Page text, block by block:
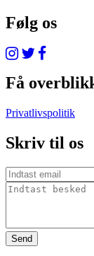
Følg os
Få
Privatlivspolitik
Skriv til os